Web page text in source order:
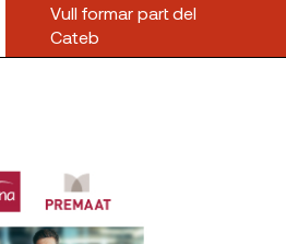
Vull formar part del
Cateb